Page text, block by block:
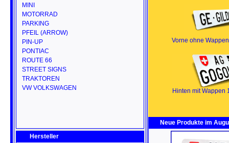
MINI
MOTORRAD
PARKING
PFEIL (ARROW)
PIN-UP
PONTIAC
ROUTE 66
STREET SIGNS
TRAKTOREN
VW VOLKSWAGEN
Hersteller
Vorne ohne
Hinten mit Wappen
Neue Produkte im